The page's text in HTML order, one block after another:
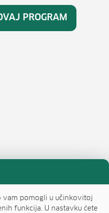
vam pomogli u učinkovitoj
funkcija. U nastavku ćete
PROGRAM